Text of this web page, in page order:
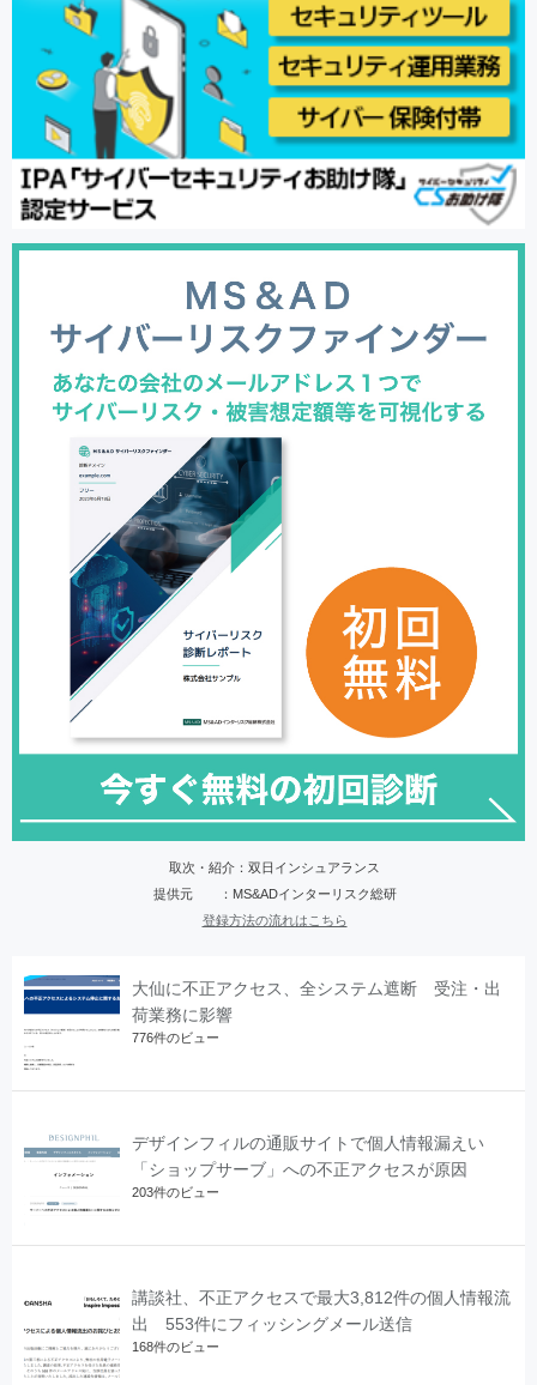
取次・紹介：双日インシュアランス
提供元 ：MS&ADインターリスク総研
登録方法の流れはこちら
大仙に不正アクセス、全システム遮断 受注・出
荷業務に影響
776件のビュー
デザインフィルの通販サイトで個人情報漏えい
「ショップサーブ」への不正アクセスが原因
203件のビュー
講談社、不正アクセスで最大3,812件の個人情報流
出 553件にフィッシングメール送信
168件のビュー